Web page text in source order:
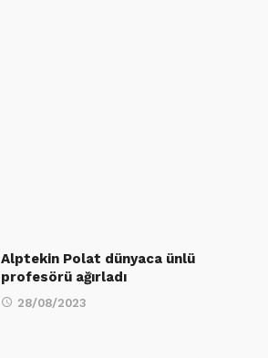
Alptekin Polat dünyaca ünlü
profesörü ağırladı
28/08/2023